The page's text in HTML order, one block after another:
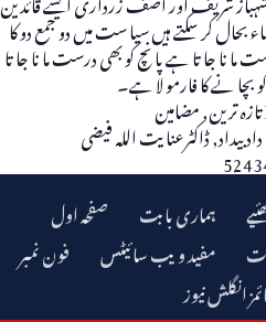
بحال کر سکتے ہیں سیا ست میں دو جمع دو کا
نا جا تا ہے پا نچ کو بھی درست ما نا جا تا
نے کا فارمو لا ہے۔
تازہ ترین,مضامین
داد بیداد,ڈاکٹرعنا یت اللہ فیضی
صفحہ اول ہماری بابت
فون نمبر
مفید ویب سائیٹس
انگلش نیوز